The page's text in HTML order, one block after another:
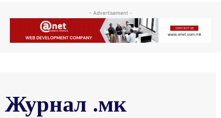
- Advertisement -
Журнал .мк